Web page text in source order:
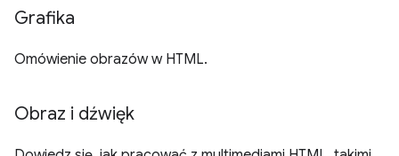
Grafika
Omówienie obrazów w HTML.
Obraz i dźwięk